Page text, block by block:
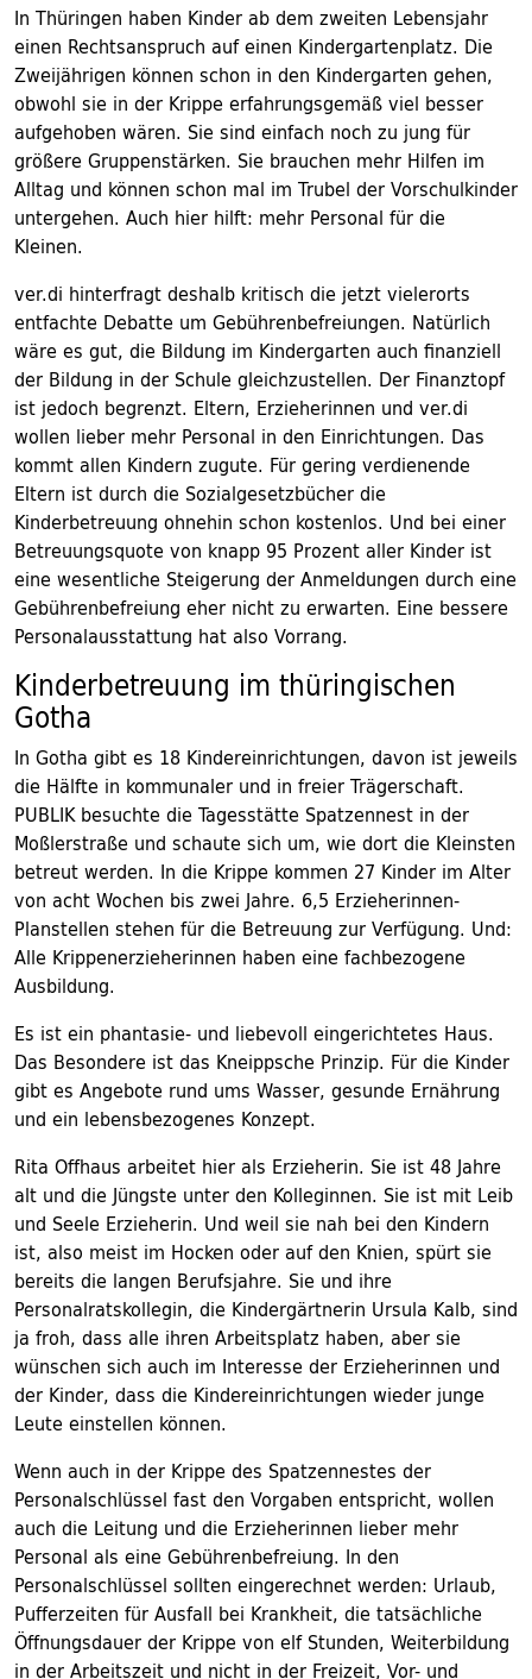
In Thüringen haben Kinder ab dem zweiten Lebensjahr
einen Rechtsanspruch auf einen Kindergartenplatz. Die
Zweijährigen können schon in den Kindergarten gehen,
obwohl sie in der Krippe erfahrungsgemäß viel besser
aufgehoben wären. Sie sind einfach noch zu jung für
größere Gruppenstärken. Sie brauchen mehr Hilfen im
Alltag und können schon mal im Trubel der Vorschulkinder
untergehen. Auch hier hilft: mehr Personal für die
Kleinen.
ver.di hinterfragt deshalb kritisch die jetzt vielerorts
entfachte Debatte um Gebührenbefreiungen. Natürlich
wäre es gut, die Bildung im Kindergarten auch finanziell
der Bildung in der Schule gleichzustellen. Der Finanztopf
ist jedoch begrenzt. Eltern, Erzieherinnen und ver.di
wollen lieber mehr Personal in den Einrichtungen. Das
kommt allen Kindern zugute. Für gering verdienende
Eltern ist durch die Sozialgesetzbücher die
Kinderbetreuung ohnehin schon kostenlos. Und bei einer
Betreuungsquote von knapp 95 Prozent aller Kinder ist
eine wesentliche Steigerung der Anmeldungen durch eine
Gebührenbefreiung eher nicht zu erwarten. Eine bessere
Personalausstattung hat also Vorrang.
Kinderbetreuung im thüringischen
Gotha
In Gotha gibt es 18 Kindereinrichtungen, davon ist jeweils
die Hälfte in kommunaler und in freier Trägerschaft.
PUBLIK besuchte die Tagesstätte Spatzennest in der
Moßlerstraße und schaute sich um, wie dort die Kleinsten
betreut werden. In die Krippe kommen 27 Kinder im Alter
von acht Wochen bis zwei Jahre. 6,5 Erzieherinnen-
Planstellen stehen für die Betreuung zur Verfügung. Und:
Alle Krippenerzieherinnen haben eine fachbezogene
Ausbildung.
Es ist ein phantasie- und liebevoll eingerichtetes Haus.
Das Besondere ist das Kneippsche Prinzip. Für die Kinder
gibt es Angebote rund ums Wasser, gesunde Ernährung
und ein lebensbezogenes Konzept.
Rita Offhaus arbeitet hier als Erzieherin. Sie ist 48 Jahre
alt und die Jüngste unter den Kolleginnen. Sie ist mit Leib
und Seele Erzieherin. Und weil sie nah bei den Kindern
ist, also meist im Hocken oder auf den Knien, spürt sie
bereits die langen Berufsjahre. Sie und ihre
Personalratskollegin, die Kindergärtnerin Ursula Kalb, sind
ja froh, dass alle ihren Arbeitsplatz haben, aber sie
wünschen sich auch im Interesse der Erzieherinnen und
der Kinder, dass die Kindereinrichtungen wieder junge
Leute einstellen können.
Wenn auch in der Krippe des Spatzennestes der
Personalschlüssel fast den Vorgaben entspricht, wollen
auch die Leitung und die Erzieherinnen lieber mehr
Personal als eine Gebührenbefreiung. In den
Personalschlüssel sollten eingerechnet werden: Urlaub,
Pufferzeiten für Ausfall bei Krankheit, die tatsächliche
Öffnungsdauer der Krippe von elf Stunden, Weiterbildung
in der Arbeitszeit und nicht in der Freizeit, Vor- und